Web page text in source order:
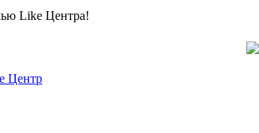
Like Центра!
Центр